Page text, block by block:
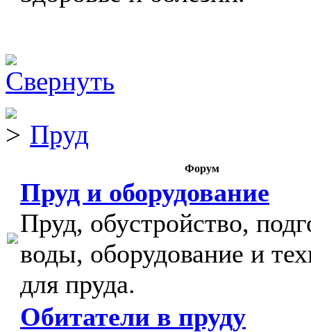
Пруд
Форум
Пруд и оборудование
Пруд, обустройство,
воды, оборудование и
для пруда.
Обитатели в пруду